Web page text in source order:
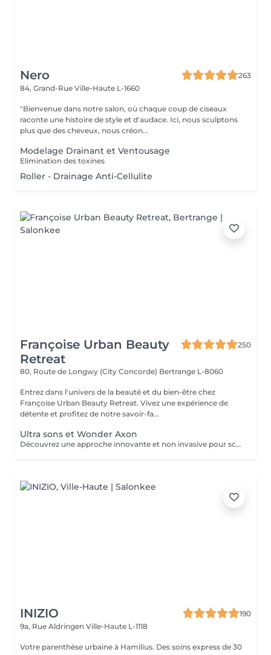
Nero
263
84, Grand-Rue Ville-Haute L-1660
"Bienvenue dans notre salon, où chaque coup de ciseaux
raconte une histoire de style et d'audace. Ici, nous sculptons
plus que des cheveux, nous créon...
Modelage Drainant et Ventousage
Elimination des toxines
Roller - Drainage Anti-Cellulite
Françoise Urban Beauty
Retreat
250
80, Route de Longwy (City Concorde) Bertrange L-8060
Entrez dans l'univers de la beauté et du bien-être chez
Françoise Urban Beauty Retreat. Vivez une expérience de
détente et profitez de notre savoir-fa...
Ultra sons et Wonder Axon
Découvrez une approche innovante et non invasive pour sculpter votre silhouette, alliant la puissance de l'ultra son à la technologie avancée du Wonder Axon. Cette synergie unique agit en profondeur pour : Défibroser les cellulites indurées : Les ondes ultrasonores ciblent les nodules fibreux, brisant les tissus durcis et libérant les graisses emprisonnées. Brûler les graisses libérées : Le Wonder Axon active la lipolyse et stimule le drainage lymphatique, éliminant naturellement les toxines et les lipides. Sculpter une musculature harmonieuse : Les impulsions électrostimulantes du Wonder Axon tonifient les muscles en douceur, pour une silhouette ferme et équilibrée. Booster le métabolisme de base : En stimulant la microcirculation et l'activité cellulaire, cette combinaison relance la combustion des calories même au repos.
INIZIO
190
9a, Rue Aldringen Ville-Haute L-1118
Votre parenthèse urbaine à Hamilius. Des soins express de 30